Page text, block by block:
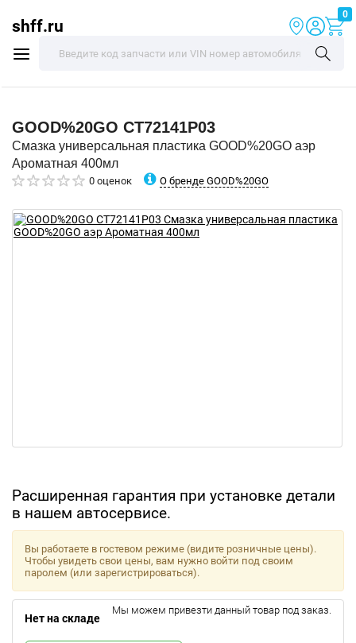
shff.ru
0
GOOD%20GO CT72141P03
Смазка универсальная пластика GOOD%20GO аэр
Ароматная 400мл
0 оценок О бренде GOOD%20GO
Расширенная гарантия при установке детали
в нашем автосервисе.
Вы работаете в гостевом режиме (видите розничные цены).
Чтобы увидеть свои цены, вам нужно войти под своим
паролем (или зарегистрироваться).
Нет на складе
Мы можем привезти данный товар под заказ.